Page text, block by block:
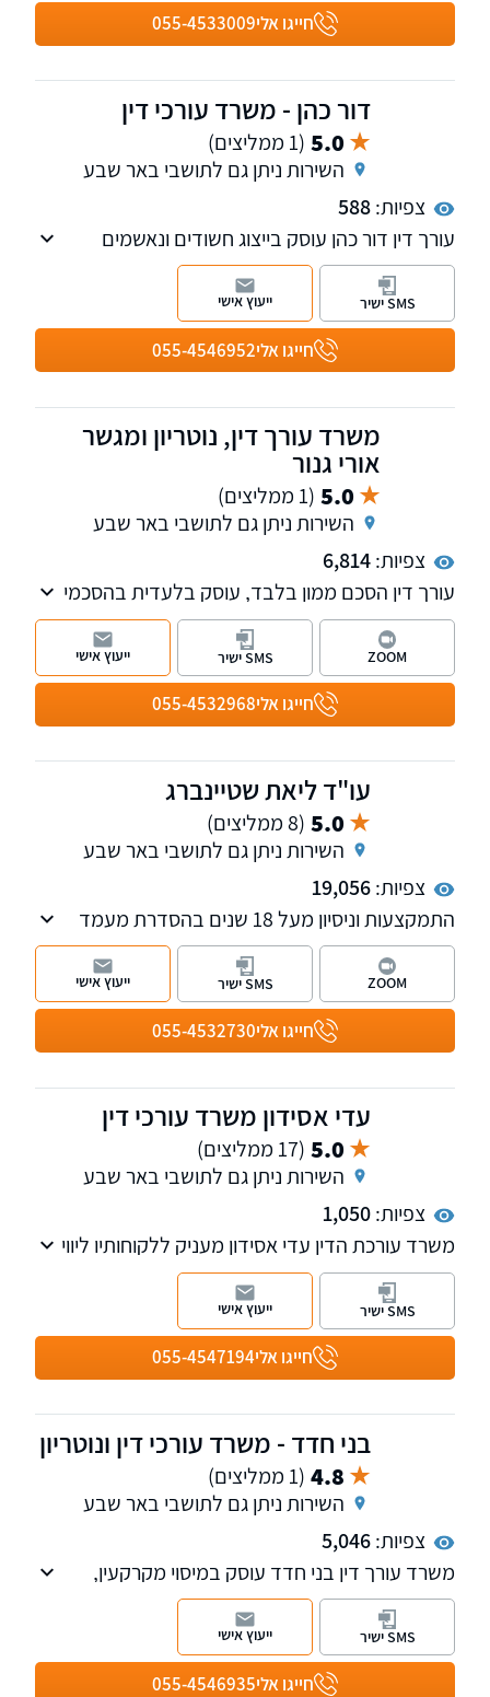
המשרד חרט על דגלו מתן שירות מקצועי, אישי
ובלתי מתפשר לכל לקוח, תוך ליווי צמוד ושקיפות
חייגו אלי055-4533009
דור כהן - משרד עורכי דין
5.0 (1 ממליצים)
השירות ניתן גם לתושבי באר שבע
צפיות:588
עורך דין דור כהן עוסק בייצוג חשודים ונאשמים
בעבירות פליליות, תוך מתן ייעוץ ובניית אסטרטגיה
מנצחת, בוגר הפרקליטות וחטיבת התביעות
במשטרה.
חייגו אלי055-4546952
SMS ישיר ייעוץ אישי
משרד עורך דין, נוטריון ומגשר
אורי גנור
5.0 (1 ממליצים)
השירות ניתן גם לתושבי באר שבע
צפיות:6,814
עורך דין הסכם ממון בלבד, עוסק בלעדית בהסכמי
ממון למעלה מ-20 שנים, עוסק רק בהסכם ממון
"נטו", ולא בשום נושא אחר מתחום דיני המשפחה.
חייגו אלי055-4532968
ZOOM SMS ישיר ייעוץ אישי
עו"ד ליאת שטיינברג
5.0 (8 ממליצים)
השירות ניתן גם לתושבי באר שבע
צפיות:19,056
התמקצעות וניסיון מעל 18 שנים בהסדרת מעמד
בישראל: נישואין, בני זוג ללא נישואין, טעמים
הומניטריים, אלמנות אזרחים ישראליים, בני
משפחה מחו"ל מסורבי כניסה.
חייגו אלי055-4532730
ZOOM SMS ישיר ייעוץ אישי
עדי אסידון משרד עורכי דין
5.0 (17 ממליצים)
השירות ניתן גם לתושבי באר שבע
צפיות:1,050
משרד עורכת הדין עדי אסידון מעניק ללקוחותיו ליווי
משפטי מקצועי בתחומי הסדרת חובות, הוצאה
לפועל וחדלות פירעון, לצד טיפול בהליכים רגישים
בדיני משפחה.
חייגו אלי055-4547194
SMS ישיר ייעוץ אישי
בני חדד - משרד עורכי דין ונוטריון
4.8 (1 ממליצים)
השירות ניתן גם לתושבי באר שבע
צפיות:5,046
משרד עורך דין בני חדד עוסק במיסוי מקרקעין,
צוואות וירושות וסכסוכי מקרקעין. בנוסף המשרד
מעניק שירותי נוטריון, לרבות עריכת ייפוי כח
מתמשך.
חייגו אלי055-4546935
SMS ישיר ייעוץ אישי